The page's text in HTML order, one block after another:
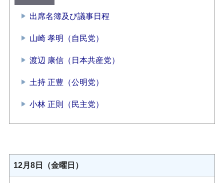
出席名簿及び議事日程
山崎 孝明（自民党）
渡辺 康信（日本共産党）
土持 正豊（公明党）
小林 正則（民主党）
12月8日（金曜日）